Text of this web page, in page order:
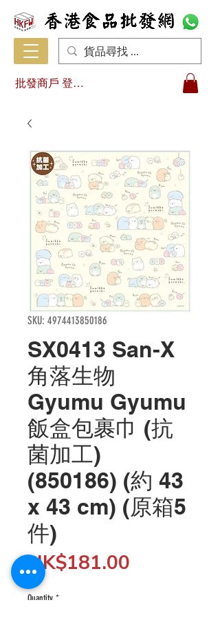
批發商戶 登入/註冊
SKU: 4974413850186
SX0413 San-X
角落生物
Gyumu Gyumu
飯盒包裹巾 (抗
菌加工)
(850186) (約 43
x 43 cm) (原箱5
件)
HK$181.00
Quantity *